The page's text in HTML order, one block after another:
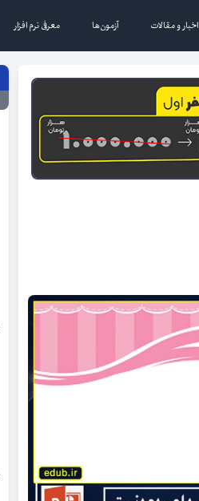
اخبار و مقالات آزمون‌ها معرفی نرم افزار